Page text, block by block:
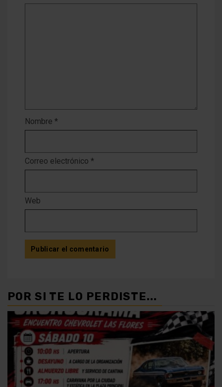
Nombre *
Correo electrónico *
Web
POR SI TE LO PERDISTE...